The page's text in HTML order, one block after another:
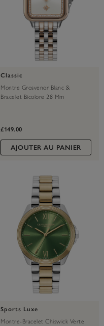
Classic
Montre Grosvenor Blanc &
Bracelet Bicolore 28 Mm
£149.00
AJOUTER AU PANIER
Sports Luxe
Montre-Bracelet Chiswick Verte